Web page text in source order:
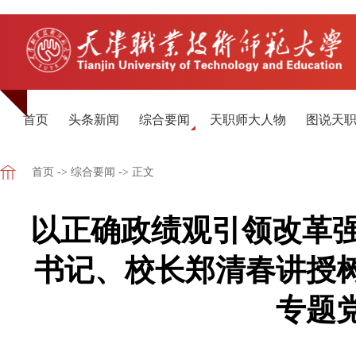
首页 头条新闻 综合要闻 天职师大人物 图说天
首页 -> 综合要闻 -> 正文
以正确政绩观引领改革
书记、校长郑清春讲授
专题